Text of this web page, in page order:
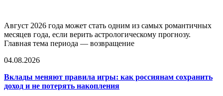
Август 2026 года может стать одним из самых романтичных
месяцев года, если верить астрологическому прогнозу.
Главная тема периода — возвращение
04.08.2026
Вклады меняют правила игры: как россиянам сохранить
доход и не потерять накопления